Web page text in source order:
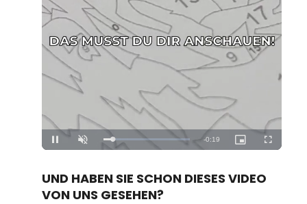
Unmute Loaded:
100.00%
UND HABEN SIE SCHON DIESES VIDEO
VON UNS GESEHEN?